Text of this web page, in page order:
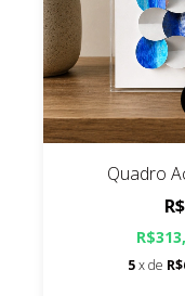
Quadro
5x de